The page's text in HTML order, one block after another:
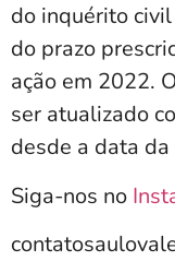
do inquérito
do prazo
ação em 2022.
ser atualizado
desde a data
Siga-nos no